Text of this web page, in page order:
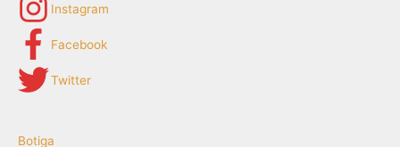
Instagram
Facebook
Twitter
Botiga